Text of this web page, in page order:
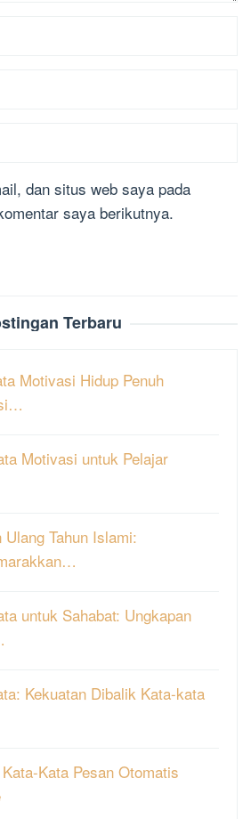
dan situs web saya pada
saya berikutnya.
Terbaru
Motivasi Hidup Penuh
Motivasi untuk Pelajar
Ulang Tahun Islami:
untuk Sahabat: Ungkapan
Kekuatan Dibalik Kata-kata
Kata Pesan Otomatis